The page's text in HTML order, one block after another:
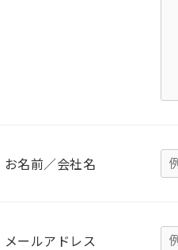
お名前／会社名
メールアドレス